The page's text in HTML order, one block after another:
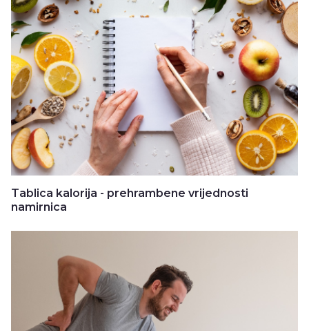
Tablica kalorija - prehrambene vrijednosti
namirnica